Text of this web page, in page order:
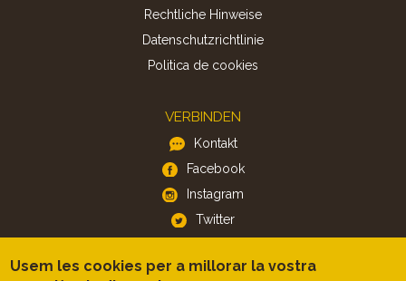
Rechtliche Hinweise
Datenschutzrichtlinie
Politica de cookies
VERBINDEN
Kontakt
Facebook
Instagram
Twitter
APP
Usem les cookies per a millorar la vostra